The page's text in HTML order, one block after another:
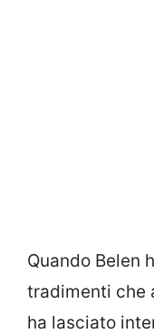
Quando Belen
tradimenti che
ha lasciato